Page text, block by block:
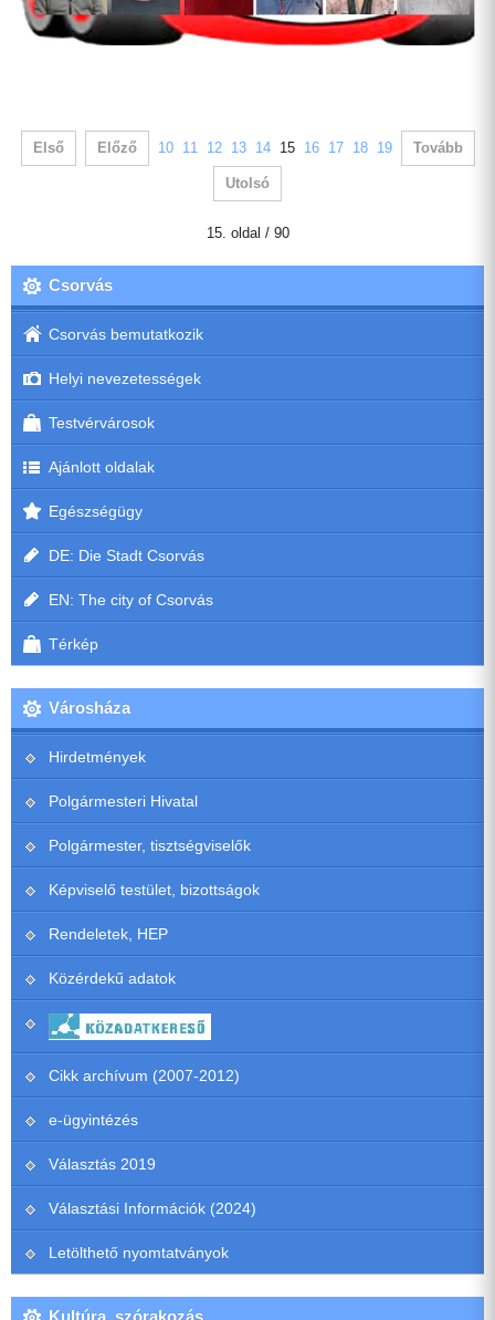
Első Előző 10 11 12 13 14 15 16 17 18 19 Tovább
Utolsó
15. oldal / 90
Csorvás
Csorvás bemutatkozik
Helyi nevezetességek
Testvérvárosok
Ajánlott oldalak
Egészségügy
DE: Die Stadt Csorvás
EN: The city of Csorvás
Térkép
Városháza
Hirdetmények
Polgármesteri Hivatal
Polgármester, tisztségviselők
Képviselő testület, bizottságok
Rendeletek, HEP
Közérdekű adatok
Cikk archívum (2007-2012)
e-ügyintézés
Választás 2019
Választási Információk (2024)
Letölthető nyomtatványok